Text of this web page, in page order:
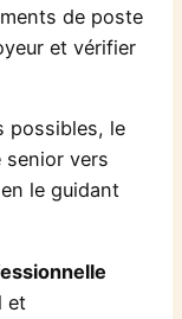
de poste
et vérifier
possibles, le
senior vers
le guidant
et